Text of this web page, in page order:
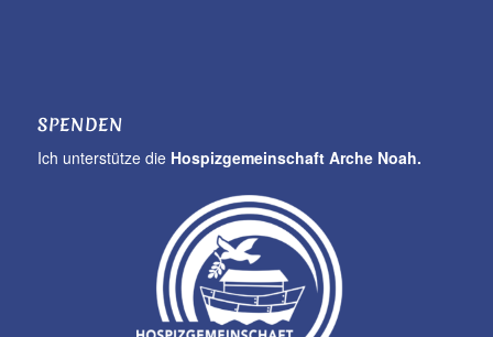
SPENDEN
Ich unterstütze dieHospizgemeinschaft Arche Noah.